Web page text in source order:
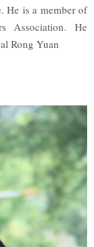
He is a member of
Association. He
Rong Yuan